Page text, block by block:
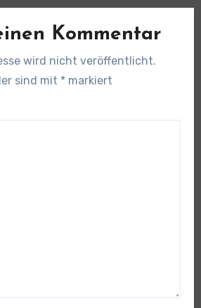
Kommentar
wird nicht veröffentlicht.
sind mit * markiert